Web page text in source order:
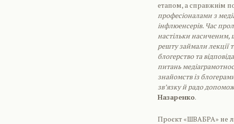
етапом, а справжнім
професіоналами з
інфлюенсерів. Час
настільки насиченим,
решту займали лекції
блогерство та
питань
знайомств із
зв’язку й радо
Назаренко.
Проєкт «ШВАБРА» не